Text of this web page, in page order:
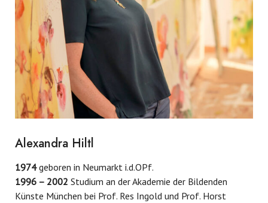
Alexandra Hiltl
1974geboren in Neumarkt i.d.OPf.
1996 – 2002 Studium an der Akademie der Bildenden
Künste München bei Prof. Res Ingold und Prof. Horst